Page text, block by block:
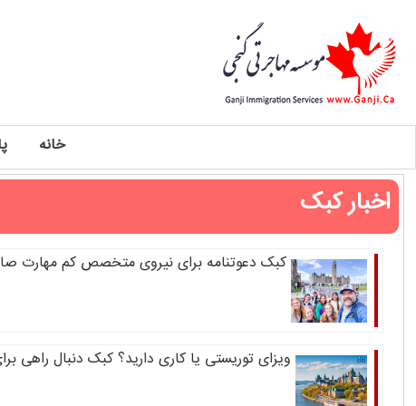
خانه
اخبار کبک
کبک دعوتنامه برای نیروی متخصص کم مهارت
ویزای توریستی یا کاری دارید؟ کبک دنبال راهی